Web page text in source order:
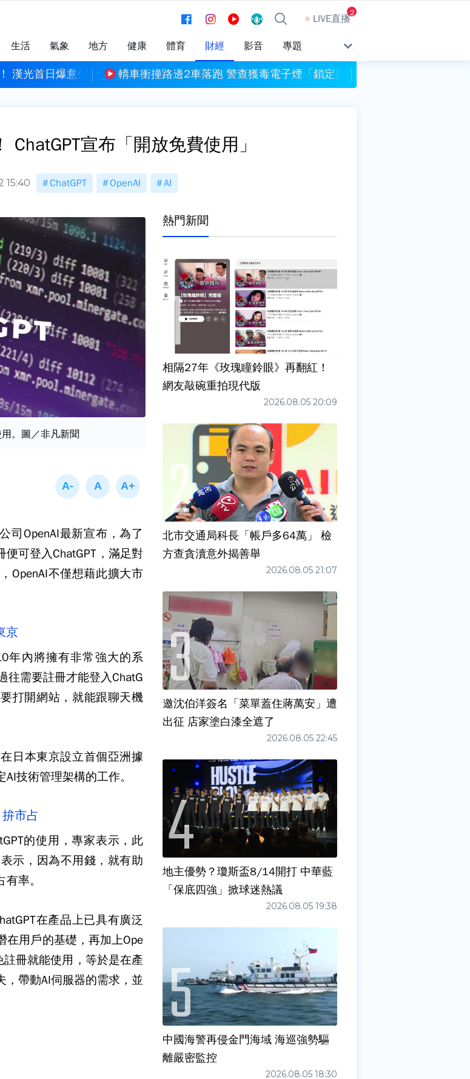
LIVE直播2
生活 氣象 地方 健康 體育 財經 影音 專題
漢光首日爆意外插曲 轎車衝撞路邊2車落跑 警查獲毒電子煙「鎖定駕駛」
ChatGPT宣布「開放免費使用」
15:40 ChatGPT OpenAI AI
。圖／非凡新聞
司OpenAI最新宣布，為了
可登入ChatGPT，滿足對
OpenAI不僅想藉此擴大市
京
年內將擁有非常強大的系
往需要註冊才能登入ChatG
打開網站，就能跟聊天機
日本東京設立首個亞洲據
技術管理架構的工作。
市占
的使用，專家表示，此
示，因為不用錢，就有助
率。
在產品上已具有廣泛
在用戶的基礎，再加上Ope
冊就能使用，等於是在產
，帶動AI伺服器的需求，並
熱門新聞
相隔27年《玫瑰瞳鈴眼》再翻紅！
網友敲碗重拍現代版
2026.08.05 20:09
北市交通局科長「帳戶多64萬」 檢
方查貪瀆意外揭善舉
2026.08.05 21:07
邀沈伯洋簽名「菜單蓋住蔣萬安」遭
出征 店家塗白漆全遮了
2026.08.05 22:45
地主優勢？瓊斯盃8/14開打 中華藍
「保底四強」掀球迷熱議
2026.08.05 19:38
中國海警再侵金門海域 海巡強勢驅
離嚴密監控
2026.08.05 18:30